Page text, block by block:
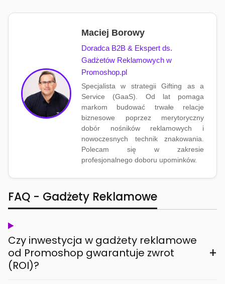
Maciej Borowy
Doradca B2B & Ekspert ds.
Gadżetów Reklamowych w
Promoshop.pl
Specjalista w strategii Gifting as a
Service (GaaS). Od lat pomaga
markom budować trwałe relacje
biznesowe poprzez merytoryczny
dobór nośników reklamowych i
nowoczesnych technik znakowania.
Polecam się w zakresie
profesjonalnego doboru upominków.
FAQ - Gadżety Reklamowe
Czy inwestycja w gadżety reklamowe
od Promoshop gwarantuje zwrot
(ROI)?
+